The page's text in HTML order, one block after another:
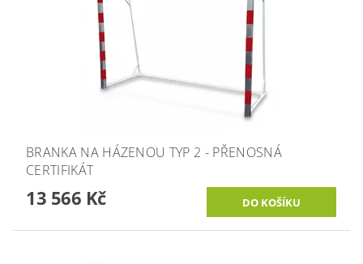
BRANKA NA HÁZENOU TYP 2 - PŘENOSNÁ
CERTIFIKÁT
13 566 Kč